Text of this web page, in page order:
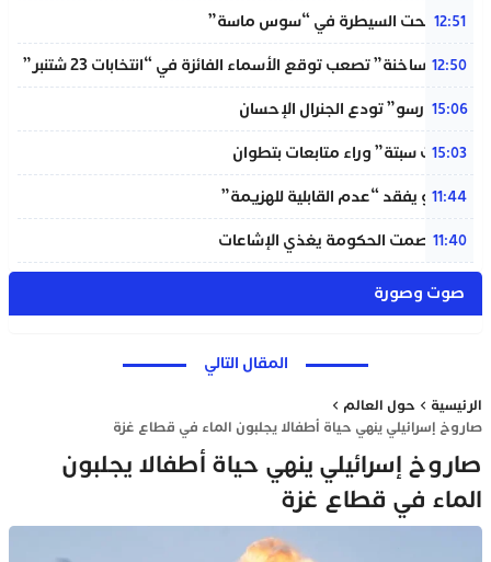
12:51
حريق تحت السيطرة في “سوس ماسة”
12:50
“دوائر ساخنة” تصعب توقع الأسماء الفائزة في “انتخابات 23 شتنبر”
15:06
“المينورسو” تودع الجنرال الإحسان
15:03
“أحداث سبتة” وراء متابعات بتطوان
11:44
إنفانتينو يفقد “عدم القابلية للهزيمة”
11:40
بنعلي: صمت الحكومة يغذي الإشاعات
صوت وصورة
المقال التالي
الرئيسية
حول العالم
صاروخ إسرائيلي ينهي حياة أطفالا يجلبون الماء في قطاع غزة
صاروخ إسرائيلي ينهي حياة أطفالا يجلبون
الماء في قطاع غزة